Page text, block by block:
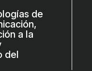
de
a la
del